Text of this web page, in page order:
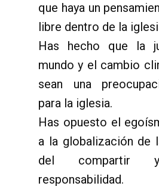
que haya un
libre dentro de la
Has hecho que la
mundo y el cambio
sean una
para la iglesia.
Has opuesto el
a la globalización de
del
responsabilidad.